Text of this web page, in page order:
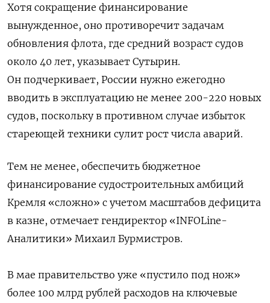
Хотя сокращение финансирование
вынужденное, оно противоречит задачам
обновления флота, где средний возраст судов
около 40 лет, указывает Сутырин.
Он подчеркивает, России нужно ежегодно
вводить в эксплуатацию не менее 200-220 новых
судов, поскольку в противном случае избыток
стареющей техники сулит рост числа аварий.
Тем не менее, обеспечить бюджетное
финансирование судостроительных амбиций
Кремля «сложно» с учетом масштабов дефицита
в казне, отмечает гендиректор «INFOLine-
Аналитики» Михаил Бурмистров.
В мае правительство уже «пустило под нож»
более 100 млрд рублей расходов на ключевые